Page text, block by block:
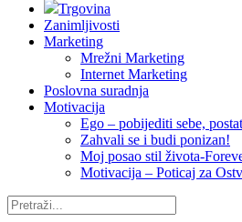
Trgovina
Zanimljivosti
Marketing
Mrežni Marketing
Internet Marketing
Poslovna suradnja
Motivacija
Ego – pobijediti sebe,
Zahvali se i budi ponizan!
Moj posao stil života-
Motivacija – Poticaj za